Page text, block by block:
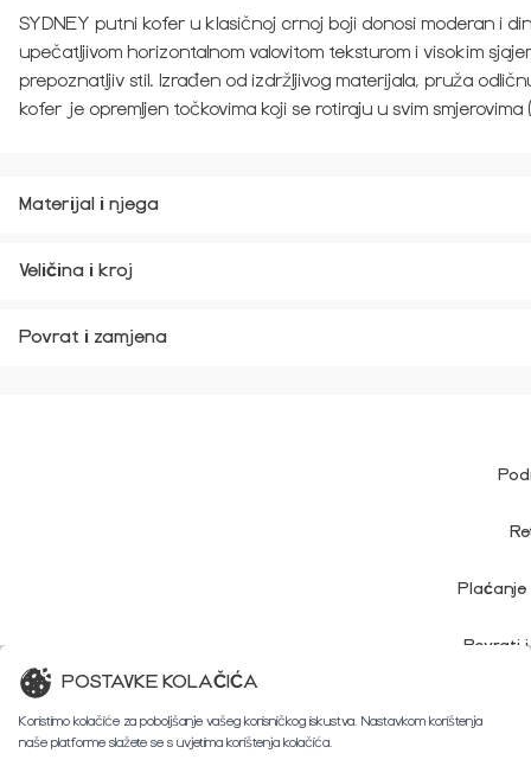
SYDNEY putni kofer u klasičnoj crnoj boji donosi moderan i
upečatljivom horizontalnom valovitom teksturom i visokim
prepoznatljiv stil. Izrađen od izdržljivog materijala, pruža
kofer je opremljen točkovima koji se rotiraju u svim smjerovima
Materijal i njega
Veličina i kroj
Povrat i zamjena
Povrati i
POSTAVKE KOLAČIĆA
Koristimo kolačiće za poboljšanje vašeg korisničkog iskustva. Nastavkom korištenja
naše platforme slažete se s uvjetima korištenja kolačića.